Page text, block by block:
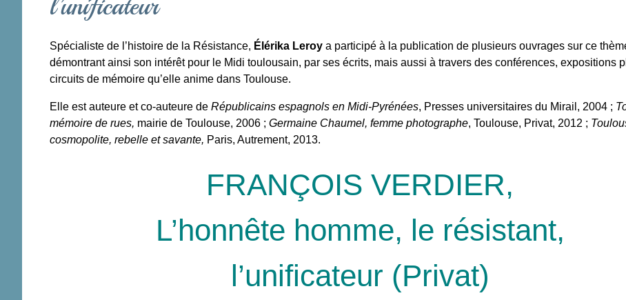
l’unificateur
Spécialiste de l’histoire de la Résistance, Élérika Leroy a participé à la publication de plusieurs ouvrages sur ce
démontrant ainsi son intérêt pour le Midi toulousain, par ses écrits, mais aussi à travers des conférences, expositions
circuits de mémoire qu’elle anime dans Toulouse.
Elle est auteure et co-auteure de Républicains espagnols en Midi-Pyrénées, Presses universitaires du Mirail, 2004 ;
mémoire de rues, mairie de Toulouse, 2006 ; Germaine Chaumel, femme photographe, Toulouse, Privat, 2012 ;
cosmopolite, rebelle et savante, Paris, Autrement, 2013.
FRANÇOIS VERDIER,
L’honnête homme, le résistant,
l’unificateur (Privat)